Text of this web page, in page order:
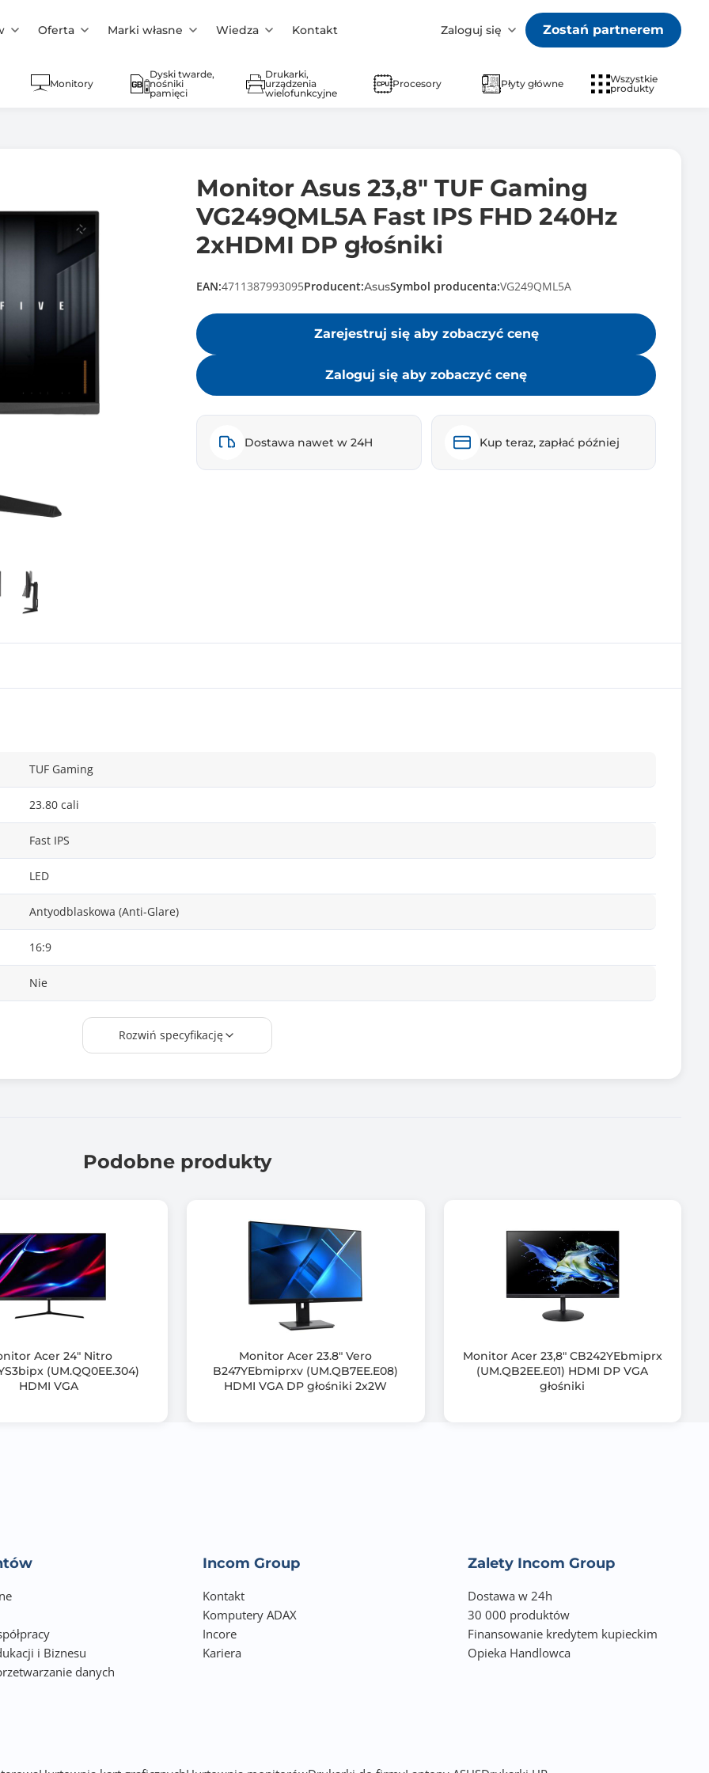
Oferta Marki własne Wiedza Kontakt Zaloguj się Zostań partnerem
Monitory
Dyski twarde,
nośniki
pamięci
Drukarki,
urządzenia
wielofunkcyjne
Procesory Płyty główne
Wszystkie
produkty
Monitor Asus 23,8" TUF Gaming
VG249QML5A Fast IPS FHD 240Hz
2xHDMI DP głośniki
EAN:4711387993095Producent:AsusSymbol producenta:VG249QML5A
Zarejestruj się aby zobaczyć cenę
Zaloguj się aby zobaczyć cenę
Dostawa nawet w 24H Kup teraz, zapłać później
TUF Gaming
23.80 cali
Fast IPS
LED
Antyodblaskowa (Anti-Glare)
16:9
Nie
1920 x 1080 (Full HD)
HDMI: 48~240 | DP: 48~240
HDMI: 30~225 | DP: 267
16,7 M (6 bit + FRC)
178.00 stopni
G-SYNC Compatible
DisplayPort
Wyjście słuchawkowe
Rozwiń specyfikację
Podobne produkty
Acer 24" Nitro
(UM.QQ0EE.304)
HDMI VGA
Monitor Acer 23.8" Vero
B247YEbmiprxv (UM.QB7EE.E08)
HDMI VGA DP głośniki 2x2W
Monitor Acer 23,8" CB242YEbmiprx
(UM.QB2EE.E01) HDMI DP VGA
głośniki
i Biznesu
danych
Incom Group
Kontakt
Komputery ADAX
Incore
Kariera
Zalety Incom Group
Dostawa w 24h
30 000 produktów
Finansowanie kredytem kupieckim
Opieka Handlowca